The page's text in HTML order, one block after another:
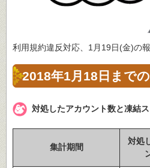
利用規約違反対応、1月19日(金)の報
2018年1月18日まで
対処したアカウント数と凍結
集計期間
対処